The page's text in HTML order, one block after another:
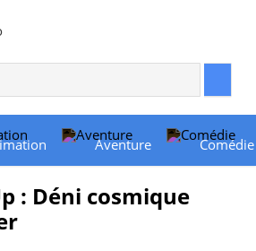
Aventure Comédie
: Déni cosmique